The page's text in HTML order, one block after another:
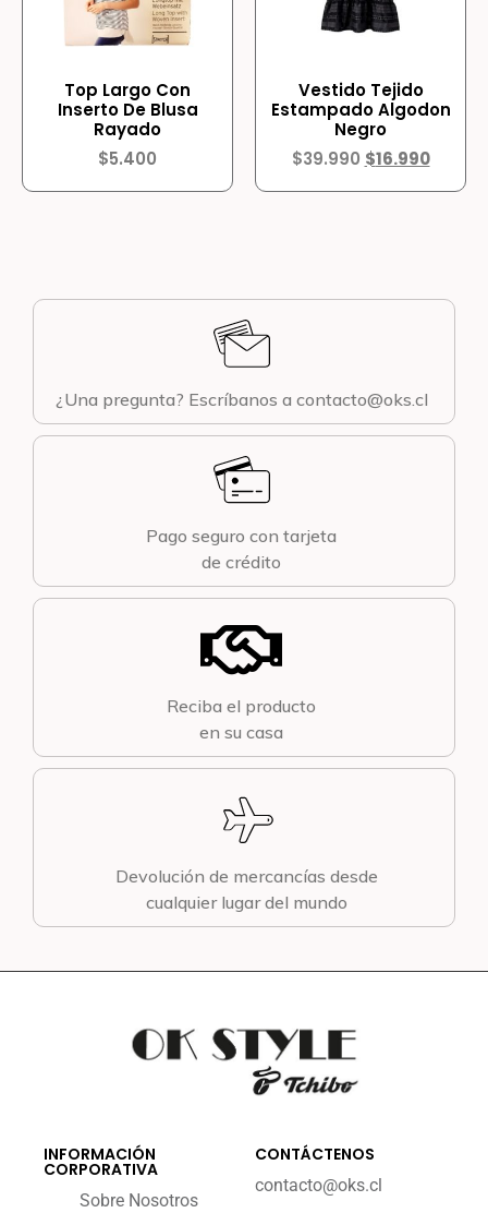
Top Largo Con
Inserto De Blusa
Rayado
$5.400
Vestido Tejido
Estampado Algodon
Negro
$39.990 $16.990
¿Una pregunta? Escríbanos a contacto@oks.cl
Pago seguro con tarjeta
de crédito
Reciba el producto
en su casa
Devolución de mercancías desde
cualquier lugar del mundo
INFORMACIÓN
CORPORATIVA
Sobre Nosotros
CONTÁCTENOS
contacto@oks.cl